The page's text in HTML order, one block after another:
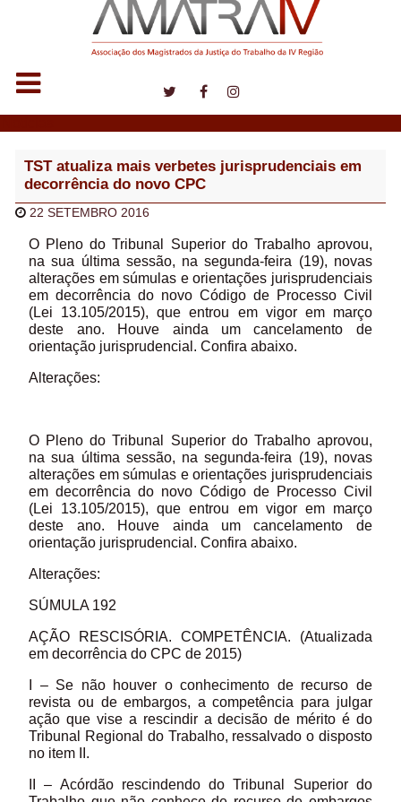
TST atualiza mais verbetes jurisprudenciais em
decorrência do novo CPC
22 SETEMBRO 2016
O Pleno do Tribunal Superior do Trabalho aprovou,
na sua última sessão, na segunda-feira (19), novas
alterações em súmulas e orientações jurisprudenciais
em decorrência do novo Código de Processo Civil
(Lei 13.105/2015), que entrou em vigor em março
deste ano. Houve ainda um cancelamento de
orientação jurisprudencial. Confira abaixo.
Alterações:
O Pleno do Tribunal Superior do Trabalho aprovou,
na sua última sessão, na segunda-feira (19), novas
alterações em súmulas e orientações jurisprudenciais
em decorrência do novo Código de Processo Civil
(Lei 13.105/2015), que entrou em vigor em março
deste ano. Houve ainda um cancelamento de
orientação jurisprudencial. Confira abaixo.
Alterações:
SÚMULA 192
AÇÃO RESCISÓRIA. COMPETÊNCIA. (Atualizada
em decorrência do CPC de 2015)
I – Se não houver o conhecimento de recurso de
revista ou de embargos, a competência para julgar
ação que vise a rescindir a decisão de mérito é do
Tribunal Regional do Trabalho, ressalvado o disposto
no item II.
II – Acórdão rescindendo do Tribunal Superior do